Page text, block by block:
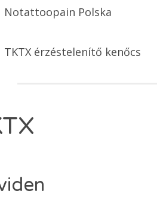
Notattoopain Polska
TKTX érzéstelenítő kenőcs